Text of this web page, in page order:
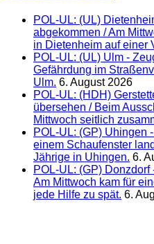
POL-UL: (UL)
abgekommen / Am
in Dietenheim auf einer
POL-UL: (UL) Ulm -
Gefährdung im
Ulm. 6. August 2026
POL-UL: (HDH)
übersehen / Beim
Mittwoch seitlich
POL-UL: (GP) Uhingen
einem Schaufenster
Jährige in Uhingen. 6.
POL-UL: (GP)
Am Mittwoch kam für
jede Hilfe zu spät. 6.